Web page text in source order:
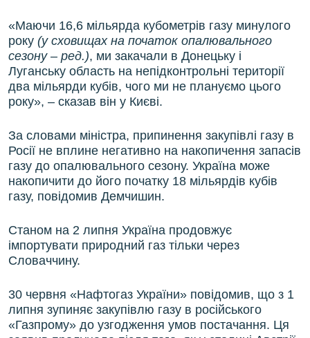
«Маючи 16,6 мільярда кубометрів газу минулого
року (у сховищах на початок опалювального
сезону – ред.), ми закачали в Донецьку і
Луганську область на непідконтрольні території
два мільярди кубів, чого ми не плануємо цього
року», – сказав він у Києві.
За словами міністра, припинення закупівлі газу в
Росії не вплине негативно на накопичення запасів
газу до опалювального сезону. Україна може
накопичити до його початку 18 мільярдів кубів
газу, повідомив Демчишин.
Станом на 2 липня Україна продовжує
імпортувати природний газ тільки через
Словаччину.
30 червня «Нафтогаз України» повідомив, що з 1
липня зупиняє закупівлю газу в російського
«Газпрому» до узгодження умов постачання. Ця